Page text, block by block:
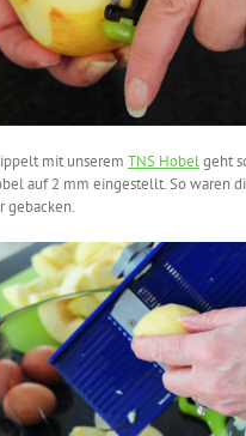
mit unserem TNS Hobelgeht
auf 2 mm eingestellt. So waren
gebacken.